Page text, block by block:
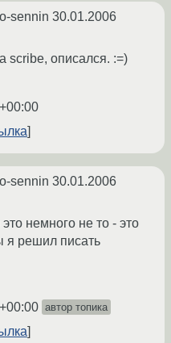
sennin 30.01.2006
scribe, описался. :=)
sennin 30.01.2006
немного не то - это
я решил писать
автор топика